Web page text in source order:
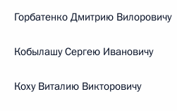
Горбатенко Дмитрию Вилоровичу
Кобылашу Сергею Ивановичу
Коху Виталию Викторовичу